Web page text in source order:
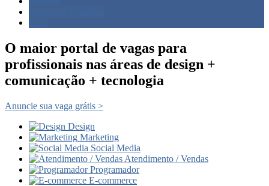
O maior portal de vagas para
profissionais nas áreas de design +
comunicação + tecnologia
Anuncie sua vaga grátis >
Design
Marketing
Social Media
Atendimento / Vendas
Programador
E-commerce